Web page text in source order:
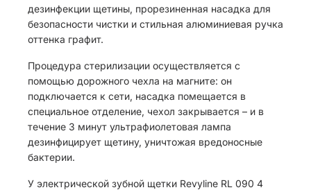
дезинфекции щетины, прорезиненная насадка для
безопасности чистки и стильная алюминиевая ручка
оттенка графит.
Процедура стерилизации осуществляется с
помощью дорожного чехла на магните: он
подключается к сети, насадка помещается в
специальное отделение, чехол закрывается – и в
течение 3 минут ультрафиолетовая лампа
дезинфицирует щетину, уничтожая вредоносные
бактерии.
У электрической зубной щетки Revyline RL 090 4